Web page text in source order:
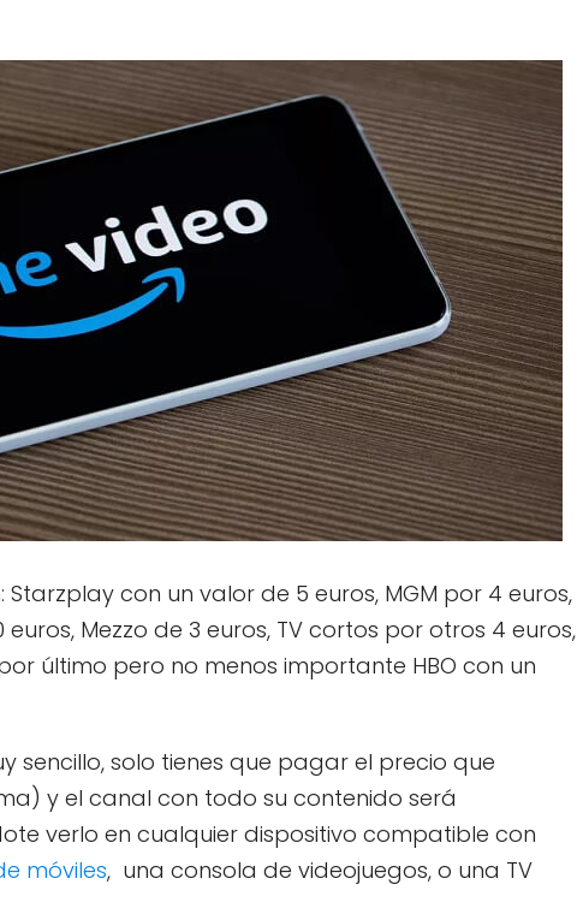
con un valor de 5 euros, MGM por 4 euros,
Mezzo de 3 euros, TV cortos por otros 4 euros,
último pero no menos importante HBO con un
sencillo, solo tienes que pagar el precio que
y el canal con todo su contenido será
verlo en cualquier dispositivo compatible con
móviles, una consola de videojuegos, o una TV